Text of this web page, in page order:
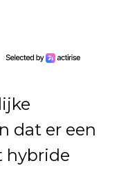
dat er een
hybride